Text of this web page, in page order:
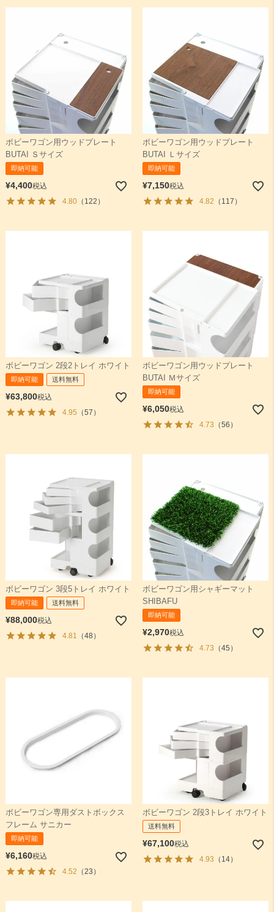
ボビーワゴン用ウッドプレート
BUTAI Ｓサイズ
即納可能
¥4,400税込
4.80（122）
ボビーワゴン用ウッドプレート
BUTAI Ｌサイズ
即納可能
¥7,150税込
4.82 （117）
ボビーワゴン 2段2トレイ ホワイト
即納可能 送料無料
¥63,800税込
4.95 （57）
ボビーワゴン用ウッドプレート
BUTAI Ｍサイズ
即納可能
¥6,050税込
4.73 （56）
ボビーワゴン 3段5トレイ ホワイト
即納可能 送料無料
¥88,000税込
4.81 （48）
ボビーワゴン用シャギーマット
SHIBAFU
即納可能
¥2,970税込
4.73 （45）
ボビーワゴン専用ダストボックス
フレーム サニカー
即納可能
¥6,160税込
4.52 （23）
ボビーワゴン 2段3トレイ ホワイト
送料無料
¥67,100税込
4.93 （14）